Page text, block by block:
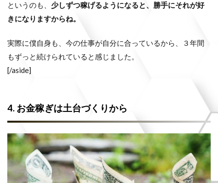
というのも、 少しずつ稼げるようになると、勝手にそれが好
きになりますからね。
実際に僕自身も、今の仕事が自分に合っているから、３年間
もずっと続けられていると感じました。
[/aside]
4. お金稼ぎは土台づくりから